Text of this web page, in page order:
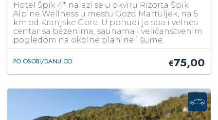
Hotel Špik 4* nalazi se u okviru Rizorta Špik
Alpine Wellness u mestu Gozd Martuljek, na 5
km od Kranjske Gore. U ponudi je spa i velnes
centar sa bazenima, saunama i veličanstvenim
pogledom na okolne planine i šume.
PO OSOBI/DANU OD €75,00